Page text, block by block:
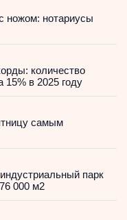
ножом: нотариусы
количество
в 2025 году
самым
парк
000 м2